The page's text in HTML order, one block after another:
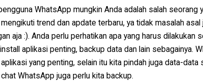
WhatsApp mungkin Anda adalah salah seorang
trend dan apdate terbaru, ya tidak masalah asal
aja :). Anda perlu perhatikan apa yang harus dilakukan
aplikasi penting, backup data dan lain sebagainya.
yang penting, selain itu kita pindah juga data-data
WhatsApp juga perlu kita backup.